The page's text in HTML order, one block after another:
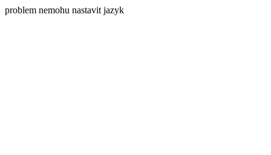
problem nemohu nastavit jazyk